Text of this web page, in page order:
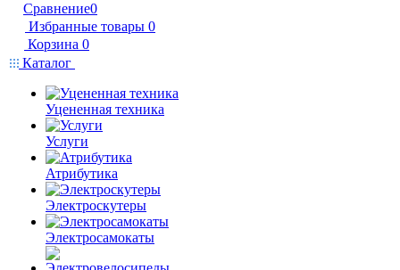
Сравнение0
Избранные товары 0
Корзина 0
Каталог
Уцененная техника
Услуги
Атрибутика
Электроскутеры
Электросамокаты